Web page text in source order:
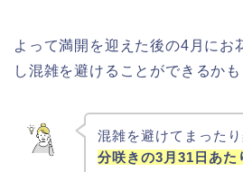
よって満開を迎えた後の4月にお
し混雑を避けることができるかも
混雑を避けてまったり
分咲きの3月31日あた